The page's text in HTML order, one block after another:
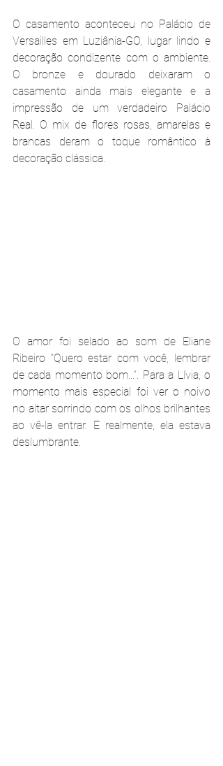
O casamento aconteceu no Palácio de
Versailles em Luziânia-GO, lugar lindo e
decoração condizente com o ambiente.
O bronze e dourado deixaram o
casamento ainda mais elegante e a
impressão de um verdadeiro Palácio
Real. O mix de flores rosas, amarelas e
brancas deram o toque romântico à
decoração clássica.
O amor foi selado ao som de Eliane
Ribeiro “Quero estar com você, lembrar
de cada momento bom...”. Para a Lívia, o
momento mais especial foi ver o noivo
no altar sorrindo com os olhos brilhantes
ao vê-la entrar. E realmente, ela estava
deslumbrante.